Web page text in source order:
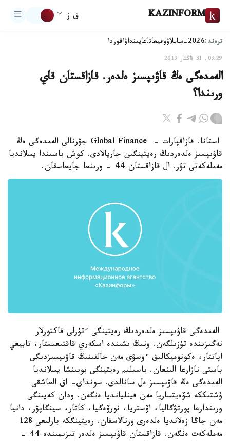
KAZINFORM ق ز
ترەند:2026-سايلاۋ وقيعاتاعايىنداۋاقوردا
03:29, 31 قاڭتار 2019
الەمدەگى ەڭ قاۋىپسىز ەلدەر. قازاقستان قاي
ورىندا؟
استانا. قازاقپارات - Global Finance جۋرنالى الەمدەگى ەڭ
قاۋىپسىز ەلدەردىڭ رەيتينگىن جاريالادى. كوش باسىندا يسلانديا
مەملەكەتى تۇر. ال قازاقستان 44 - ورىنعا جايعاسقان.
الەمدەگى قاۋىپسىز ەلدەردىڭ رەيتينگى ءتۇرلى فاكتورلار
نەگىزىندە تۇزىلگەن. ونىڭ ىشىندە اسكەري قاقتىعىستار، تابيعي
اپاتتار، ەكونوميكالىق ءوسۋى مەن حالقىنىڭ قاۋىپسىزدىگى
باستى نازارعا الىنعان. باسىلىم رەيتينگى بويىنشا يسلانديا
الەمدەگى ەڭ قاۋىپسىز ەل سانالدى. سونداي- اق العاشقى
ۇشتىككە شۆەيتساريا مەن فينليانديا ەنگەن. ودان كەيىنگى
ورىندارعا پورتۋگاليا، اۆستريا، نورۆەگيا، كاتار، سينگاپۋر، دانيا
مەن جاڭا زەلانديا ەلدەرى ورنالاسقان. رەيتينگكە بارلىعى 128
مەملەكەت ەنگەن. قازاقستان قاۋىپسىز ەلدەر تىزىمىندە 44 -